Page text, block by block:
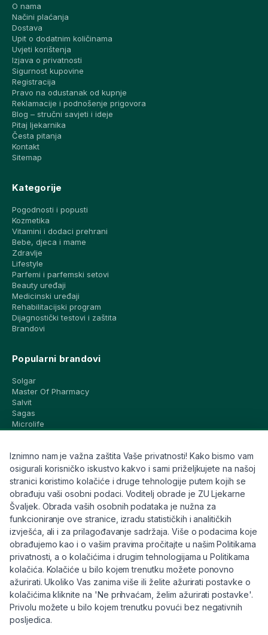
O nama
Načini plaćanja
Dostava
Upit o dodatnim količinama
Uvjeti korištenja
Izjava o privatnosti
Sigurnost kupovine
Registracija
Pravo na odustanak od kupnje
Reklamacije i podnošenje prigovora
Blog – stručni savjeti i ideje
Pitaj ljekarnika
Česta pitanja
Kontakt
Sitemap
Kategorije
Pogodnosti i popusti
Kozmetika
Vitamini i dodaci prehrani
Bebe, djeca i mame
Zdravlje
Lifestyle
Parfemi i parfemski setovi
Beauty uređaji
Medicinski uređaji
Rehabilitacijski program
Dijagnostički testovi i zaštita
Brandovi
Popularni brandovi
Solgar
Master Of Pharmacy
Salvit
Sagas
Microlife
CeraVe
Eucerin
Avene
Bioderma
Svi brandovi
Info
Trebate pomoć ili imate pitanja?
+385 91 6191 901
info@eljekarna24.hr
Iznimno nam je važna zaštita Vaše privatnosti! Kako bismo vam
osigurali korisničko iskustvo kakvo i sami priželjkujete na našoj
stranici koristimo kolačiće i druge tehnologije putem kojih se
obrađuju vaši osobni podaci. Voditelj obrade je ZU Ljekarne
Švaljek. Obrada vaših osobnih podataka je nužna za
funkcioniranje ove stranice, izradu statističkih i analitičkih
izvješća, ali i za prilagođavanje sadržaja. Više o podacima koje
obrađujemo kao i o vašim pravima pročitajte u našim Politikama
privatnosti, a o kolačićima i drugim tehnologijama u Politikama
kolačića. Kolačiće u bilo kojem trenutku možete ponovno
ažurirati. Ukoliko Vas zanima više ili želite ažurirati postavke o
kolačićima kliknite na 'Ne prihvaćam, želim ažurirati postavke'.
Privolu možete u bilo kojem trenutku povući bez negativnih
posljedica.